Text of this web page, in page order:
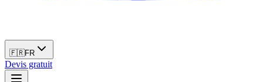
🇫🇷FR
Devis gratuit